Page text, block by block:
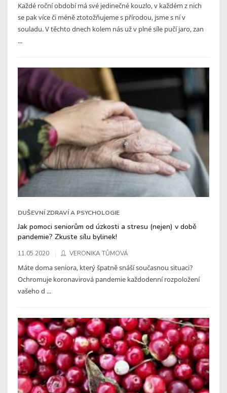
Každé roční období má své jedinečné kouzlo, v každém z nich
se pak více či méně ztotožňujeme s přírodou, jsme s ní v
souladu. V těchto dnech kolem nás už v plné síle pučí jaro, zan
...
DUŠEVNÍ ZDRAVÍ A PSYCHOLOGIE
Jak pomoci seniorům od úzkosti a stresu (nejen) v době
pandemie? Zkuste sílu bylinek!
11.05.2020 VERONIKA TŮMOVÁ
Máte doma seniora, který špatně snáší současnou situaci?
Ochromuje koronavirová pandemie každodenní rozpoložení
vašeho d ...